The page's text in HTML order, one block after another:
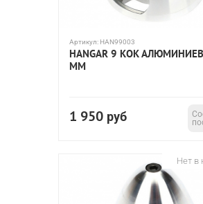
Артикул: HAN99003
HANGAR 9 КОК
ММ
1 950 руб
Нет в